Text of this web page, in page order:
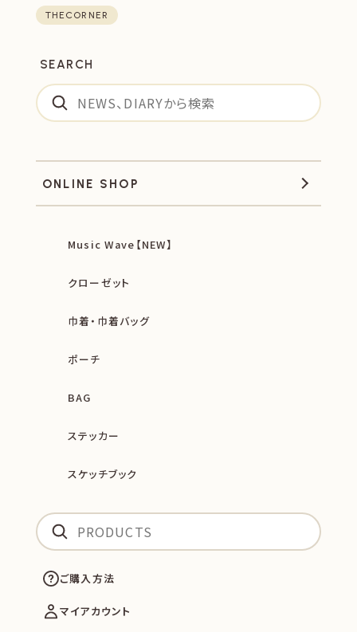
THECORNER
SEARCH
ONLINE SHOP
Music Wave【NEW】
クローゼット
巾着・巾着バッグ
ポーチ
BAG
ステッカー
スケッチブック
ご購入方法
マイアカウント